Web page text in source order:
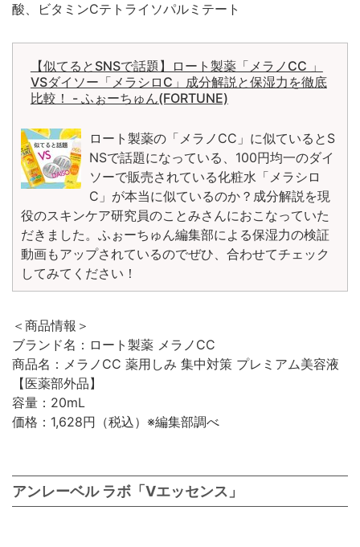
酸、ビタミンCテトライソパルミテート
【似てるとSNSで話題】ロート製薬「メラノCC 」
VSダイソー「メラシロC」成分解説と保湿力を徹底
比較！ - ふぉーちゅん(FORTUNE)
ロート製薬の「メラノCC」に似ているとS
NSで話題になっている、100円均一のダイ
ソーで販売されている化粧水「メラシロ
C」が本当に似ているのか？成分解説を現
役のスキンケア研究員のことみさんにおこなっていた
だきました。ふぉーちゅん編集部による保湿力の検証
動画もアップされているのでぜひ、合わせてチェック
してみてください！
＜商品情報＞
ブランド名：ロート製薬 メラノCC
商品名：メラノCC 薬用しみ 集中対策 プレミアム美容液
【医薬部外品】
容量：20mL
価格：1,628円（税込）※編集部調べ
アンレーベル ラボ「Vエッセンス」